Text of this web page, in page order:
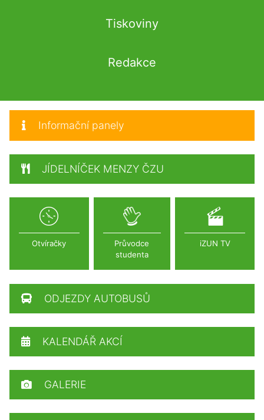
Tiskoviny
Redakce
Informační panely
JÍDELNÍČEK MENZY ČZU
Otvíračky
Průvodce
studenta
iZUN TV
ODJEZDY AUTOBUSŮ
KALENDÁŘ AKCÍ
GALERIE